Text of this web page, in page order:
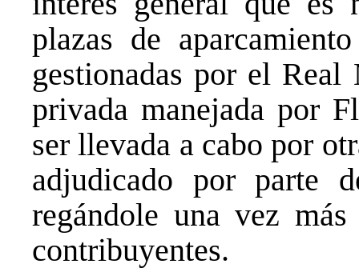
plazas de
gestionadas por el Real
privada manejada por
ser llevada a cabo por
adjudicado por parte
regándole una vez
contribuyentes.